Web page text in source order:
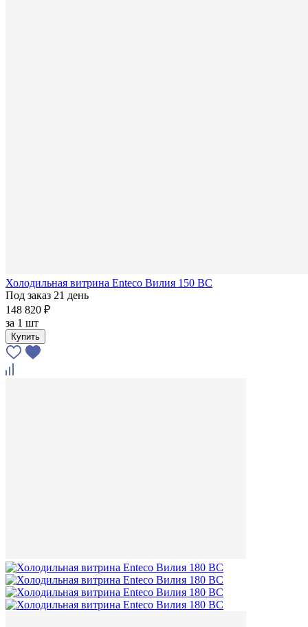
Холодильная витрина Enteco Вилия 150 ВС
Под заказ 21 день
148 820 ₽
за 1 шт
Купить